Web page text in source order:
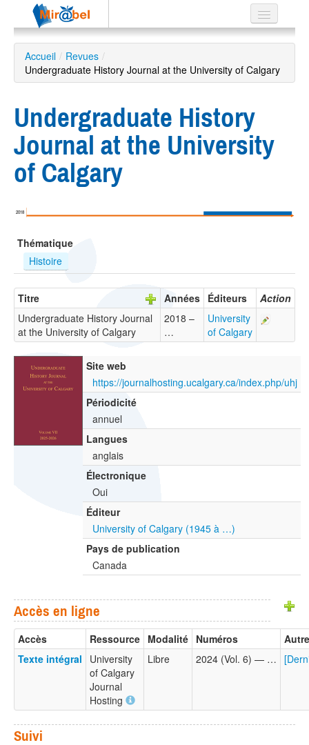
Le réseau
Soutien
Recherche
avancée
ES
?
Accueil / Revues /
Undergraduate History Journal at the University of Calgary
Undergraduate History
Journal at the University
of Calgary
2018
Thématique
Histoire
Titre Années Éditeurs
Action
Undergraduate History Journal
at the University of Calgary
2018 –
…
University
of Calgary
Site web
https://journalhosting.ucalgary.ca/index.php/uhj
Périodicité
annuel
Langues
anglais
Électronique
Oui
Éditeur
University of Calgary (1945 à …)
Pays de publication
Canada
Accès en ligne
Accès Ressource Modalité Numéros
Texte intégral
University
of Calgary
Journal
Hosting
Libre 2024 (Vol. 6) — …
Suivi